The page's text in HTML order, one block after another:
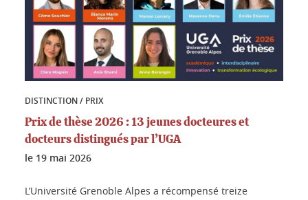
DISTINCTION / PRIX
Prix de thèse 2026 : 13 jeunes docteures et
docteurs distingués par l’UGA
le 19 mai 2026
L’Université Grenoble Alpes a récompensé treize